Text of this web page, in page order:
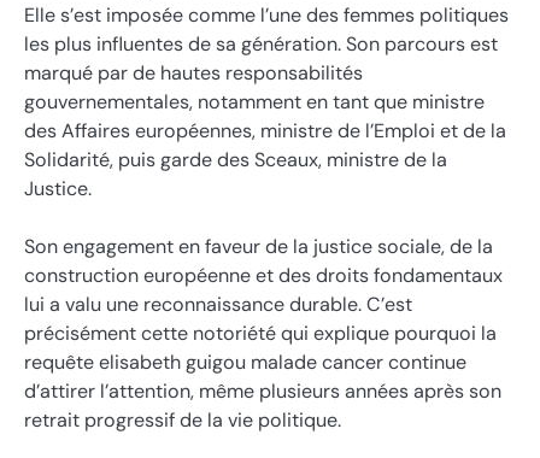
Elle s’est imposée comme l’une des femmes politiques
les plus influentes de sa génération. Son parcours est
marqué par de hautes responsabilités
gouvernementales, notamment en tant que ministre
des Affaires européennes, ministre de l’Emploi et de la
Solidarité, puis garde des Sceaux, ministre de la
Justice.
Son engagement en faveur de la justice sociale, de la
construction européenne et des droits fondamentaux
lui a valu une reconnaissance durable. C’est
précisément cette notoriété qui explique pourquoi la
requête elisabeth guigou malade cancer continue
d’attirer l’attention, même plusieurs années après son
retrait progressif de la vie politique.